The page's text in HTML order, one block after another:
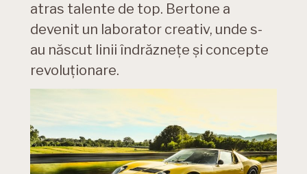
atras talente de top. Bertone a
devenit un laborator creativ, unde s-
au născut linii îndrăznețe și concepte
revoluționare.